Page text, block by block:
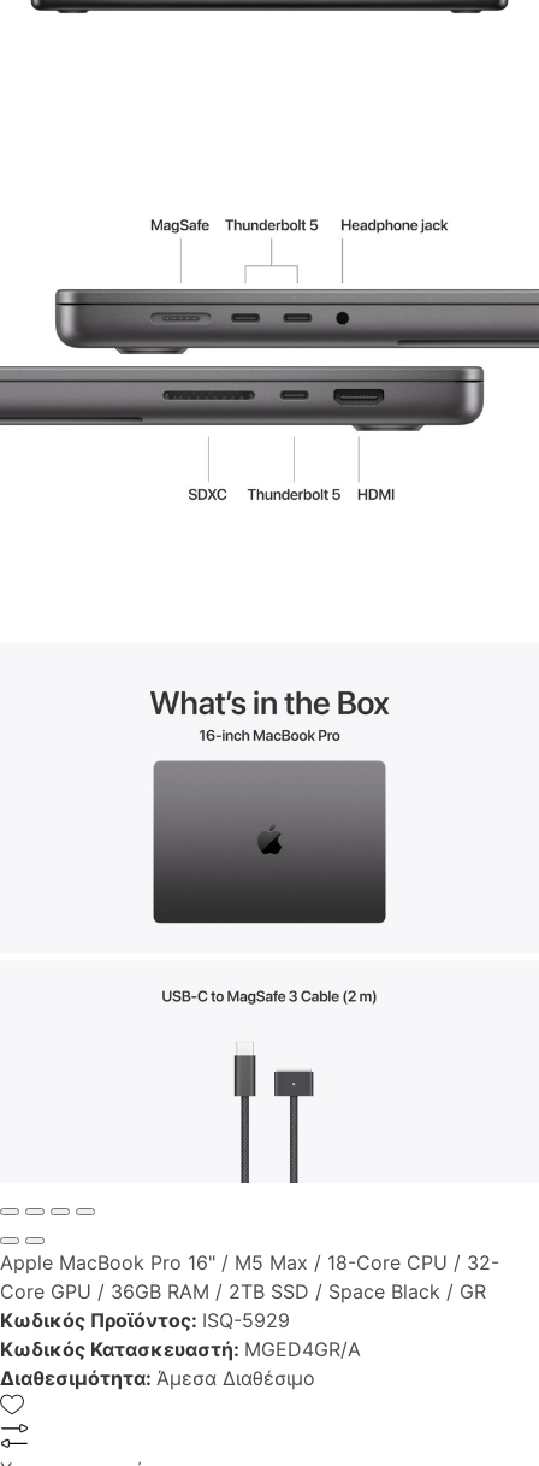
Apple MacBook Pro 16" / M5 Max / 18-Core CPU / 32-
Core GPU / 36GB RAM / 2TB SSD / Space Black / GR
Κωδικός Προϊόντος: ISQ-5929
Κωδικός Κατασκευαστή: MGED4GR/A
Διαθεσιμότητα: Άμεσα Διαθέσιμο